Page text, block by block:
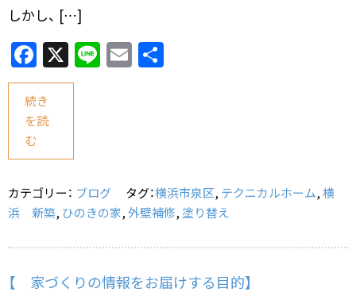
しかし、 […]
F
a
c
e
b
o
o
X Li
n
E
m
続き
を読
む
カテゴリー： ブログ タグ：横浜市泉区, テクニカルホーム,横
浜 新築, ひのきの家,外壁補修, 塗り替え
【 家づくりの情報をお届けする目的】